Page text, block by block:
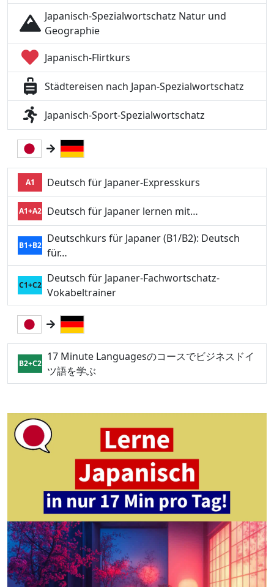
Japanisch-Spezialwortschatz Natur und
Geographie
Japanisch-Flirtkurs
Städtereisen nach Japan-Spezialwortschatz
Japanisch-Sport-Spezialwortschatz
A1 Deutsch für Japaner-Expresskurs
A1+A2 Deutsch für Japaner lernen mit…
B1+B2
Deutschkurs für Japaner (B1/B2): Deutsch
für…
C1+C2
Deutsch für Japaner-Fachwortschatz-
Vokabeltrainer
B2+C2
17 Minute Languagesのコースでビジネスドイ
ツ語を学ぶ